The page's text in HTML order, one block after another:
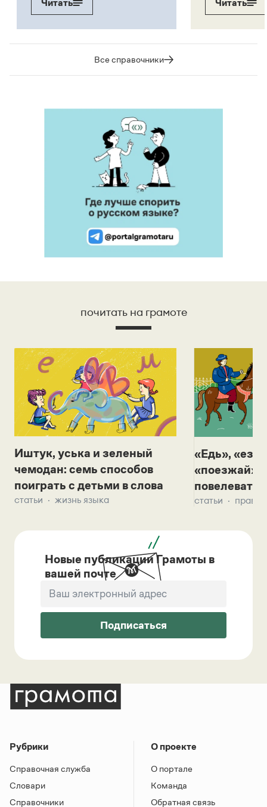
Читать Читать
Все справочники
почитать на грамоте
Иштук, уська и зеленый
чемодан: семь способов
поиграть с детьми в слова
статьи жизнь языка
«Едь»,
«поезжай»?
повелевать
статьи
Новые публикации Грамоты в
вашей почте
Подписаться
Рубрики
Справочная служба
Словари
Справочники
О проекте
О портале
Команда
Обратная связь